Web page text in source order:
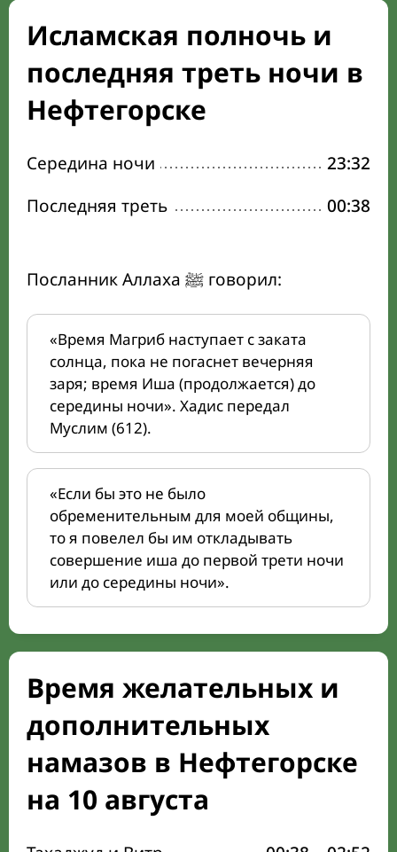
Исламская полночь и
последняя треть ночи в
Нефтегорске
Середина ночи
23:32
Последняя треть
00:38
Посланник Аллаха ﷺ говорил:
«Время Магриб наступает с заката
солнца, пока не погаснет вечерняя
заря; время Иша (продолжается) до
середины ночи». Хадис передал
Муслим (612).
«Если бы это не было
обременительным для моей общины,
то я повелел бы им откладывать
совершение иша до первой трети ночи
или до середины ночи».
Время желательных и
дополнительных
намазов в Нефтегорске
на 10 августа